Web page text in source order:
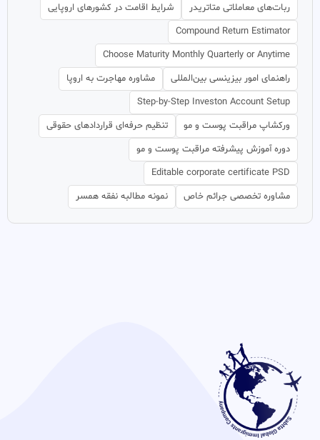
ربات‌های معاملاتی متاتریدر
شرایط اقامت در کشورهای اروپایی
Compound Return Estimator
Choose Maturity Monthly Quarterly or Anytime
راهنمای امور بیزینسی بین‌المللی
مشاوره مهاجرت به اروپا
Step-by-Step Investon Account Setup
ورکشاپ مراقبت پوست و مو
تنظیم حرفه‌ای قراردادهای حقوقی
دوره آموزش پیشرفته مراقبت پوست و مو
Editable corporate certificate PSD
مشاوره تخصصی جرائم خاص
نمونه مطالبه نفقه همسر